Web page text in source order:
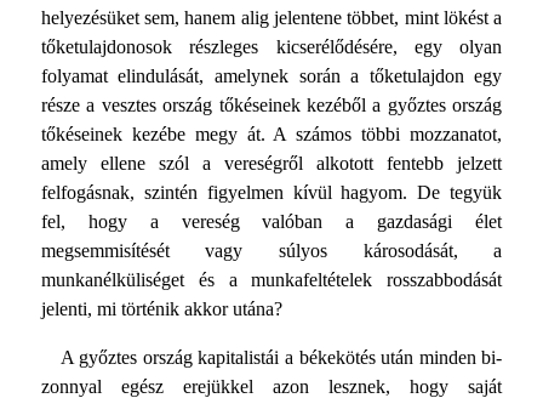
helyezésüket sem, hanem alig jelentene többet, mint lökést a
tőketulajdono­sok részleges kicserélődésére, egy olyan
folyamat elindulását, amelynek során a tőketulajdon egy
része a vesztes ország tőké­seinek kezéből a győztes ország
tőkéseinek kezébe megy át. A számos többi mozzanatot,
amely ellene szól a vereségről alkotott fentebb jelzett
felfogásnak, szintén figyelmen kívül hagyom. De tegyük
fel, hogy a vereség valóban a gazdasági élet
megsemmisítését vagy súlyos károsodását, a
munkanélkülisé­get és a munkafeltételek rosszabbodását
jelenti, mi történik akkor utána?
A győztes ország kapitalistái a békekötés után minden bi­
zonnyal egész erejükkel azon lesznek, hogy saját